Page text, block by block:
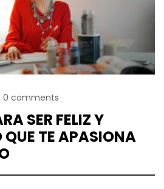
0 comments
SER FELIZ Y
QUE TE APASIONA